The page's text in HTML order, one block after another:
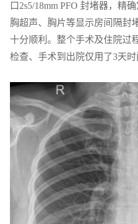
口2s5/18mm PFO 封堵器，精
胸超声、胸片等显示房间隔封
十分顺利。整个手术及住院过
检查、手术到出院仅用了3天时